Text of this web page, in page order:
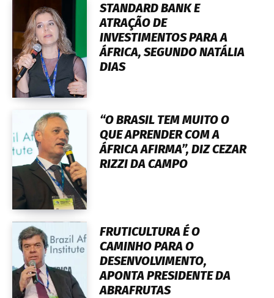
STANDARD BANK E
ATRAÇÃO DE
INVESTIMENTOS PARA A
ÁFRICA, SEGUNDO NATÁLIA
DIAS
“O BRASIL TEM MUITO O
QUE APRENDER COM A
ÁFRICA AFIRMA”, DIZ CEZAR
RIZZI DA CAMPO
FRUTICULTURA É O
CAMINHO PARA O
DESENVOLVIMENTO,
APONTA PRESIDENTE DA
ABRAFRUTAS